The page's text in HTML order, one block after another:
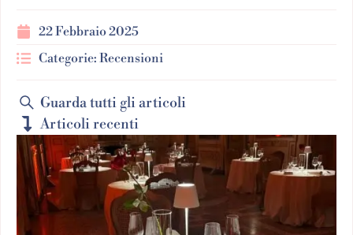
22 Febbraio 2025
Categorie: Recensioni
Guarda tutti gli articoli
Articoli recenti